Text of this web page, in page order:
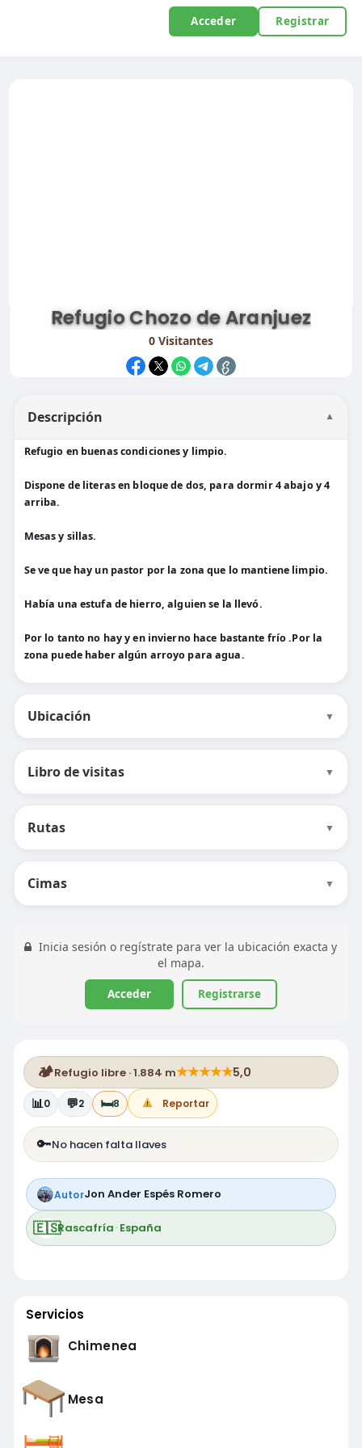
Acceder Registrar
Refugio Chozo de Aranjuez
0Visitantes
Descripción ▼
Refugio en buenas condiciones y limpio.
Dispone de literas en bloque de dos, para dormir 4 abajo y 4
arriba.
Mesas y sillas.
Se ve que hay un pastor por la zona que lo mantiene limpio.
Había una estufa de hierro, alguien se la llevó.
Por lo tanto no hay y en invierno hace bastante frío .Por la
zona puede haber algún arroyo para agua.
Ubicación ▼
Libro de visitas ▼
Rutas ▼
Cimas ▼
Inicia sesión o regístrate para ver la ubicación exacta y
el mapa.
Acceder Registrarse
🏕️Refugio libre · 1.884 m★★★★★5,0
📊0 💬2 🛏️8 Reportar
🔑No hacen falta llaves
AutorJon Ander Espés Romero
🇪🇸Rascafría ·España
Servicios
Chimenea
Mesa